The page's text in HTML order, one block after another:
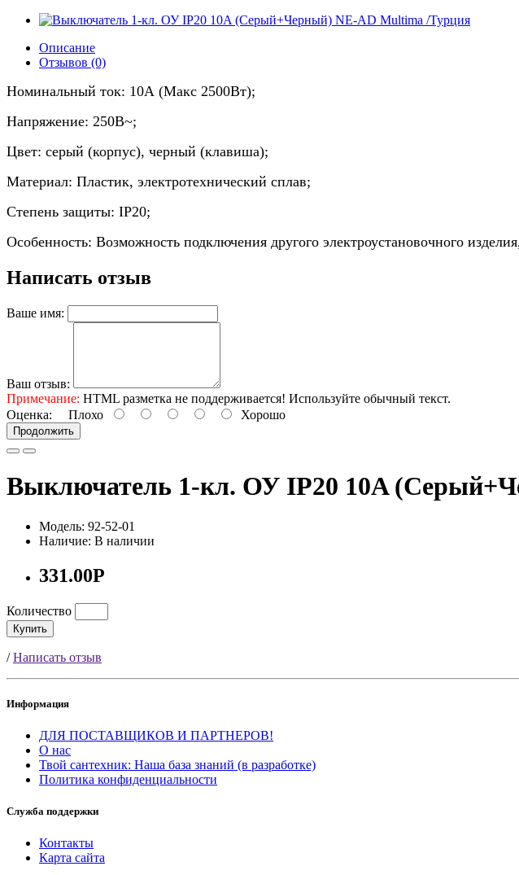
Описание
Отзывов (0)
Номинальный ток: 10А (Макс 2500Вт);
Напряжение: 250В~;
Цвет: серый (корпус), черный (клавиша);
Материал: Пластик, электротехнический сплав;
Степень защиты: IP20;
Особенность: Возможность подключения другого электроустановочного
Написать отзыв
Ваше имя:
Ваш отзыв:
Примечание: HTML разметка не поддерживается! Используйте обычный текст.
Оценка: Плохо Хорошо
Продолжить
Выключатель 1-кл. ОУ IP20 10A
Модель: 92-52-01
Наличие: В наличии
331.00Р
Количество
Купить
/Написать отзыв
Информация
ДЛЯ ПОСТАВЩИКОВ И ПАРТНЕРОВ!
О нас
Твой сантехник: Наша база знаний (в разработке)
Политика конфиденциальности
Служба поддержки
Контакты
Карта сайта